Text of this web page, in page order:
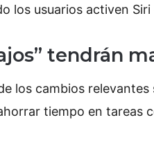
los usuarios activen
tendrán
los cambios relevantes
tiempo en tareas